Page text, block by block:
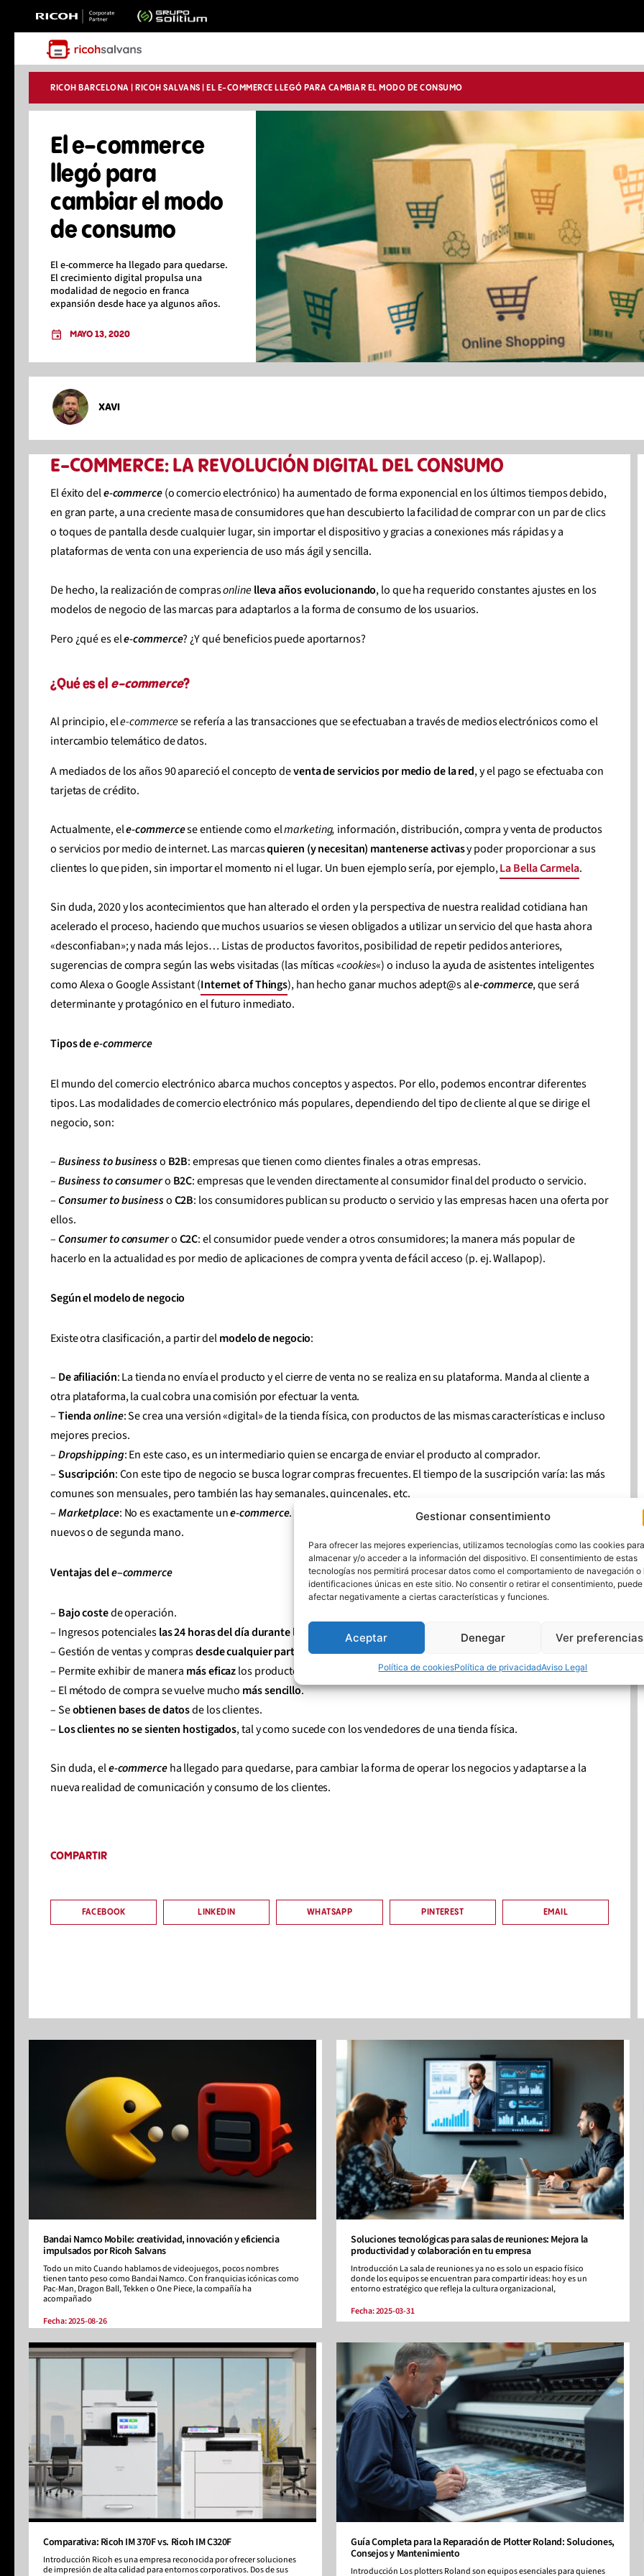
Gestionar consentimiento
Para ofrecer las mejores experiencias, utilizamos tecnologías como las cookies para
almacenar y/o acceder a la información del dispositivo. El consentimiento de estas
tecnologías nos permitirá procesar datos como el comportamiento de navegación o
identificaciones únicas en este sitio. No consentir o retirar el consentimiento, puede
afectar negativamente a ciertas características y funciones.
Aceptar Denegar Ver preferencias
Política de cookiesPolítica de privacidadAviso Legal
RICOH BARCELONA RICOH SALVANS EL E-COMMERCE LLEGÓ PARA CAMBIAR EL MODO DE CONSUMO
El e-commerce
llegó para
cambiar el modo
de consumo
El e-commerce ha llegado para quedarse.
El crecimiento digital propulsa una
modalidad de negocio en franca
expansión desde hace ya algunos años.
MAYO 13, 2020
XAVI
E-COMMERCE: LA REVOLUCIÓN DIGITAL DEL CONSUMO
El éxito dele-commerce(o comercio electrónico) ha aumentado de forma exponencial en los últimos tiempos debido,
en gran parte, a una creciente masa de consumidores que han descubierto la facilidad de comprar con un par de clics
o toques de pantalla desde cualquier lugar, sin importar el dispositivo y gracias a conexiones más rápidas y a
plataformas de venta con una experiencia de uso más ágil y sencilla.
De hecho, la realización de comprasonlinelleva años evolucionando, lo que ha requerido constantes ajustes en los
modelos de negocio de las marcas para adaptarlos a la forma de consumo de los usuarios.
Pero ¿qué es ele-commerce? ¿Y qué beneficios puede aportarnos?
¿Qué es el e-commerce?
Al principio, ele-commercese refería a las transacciones que se efectuaban a través de medios electrónicos como el
intercambio telemático de datos.
A mediados de los años 90 apareció el concepto deventa de servicios por medio de la red, y el pago se efectuaba con
tarjetas de crédito.
Actualmente, ele-commercese entiende como elmarketing, información, distribución, compra y venta de productos
o servicios por medio de internet. Las marcasquieren (y necesitan) mantenerse activasy poder proporcionar a sus
clientes lo que piden, sin importar el momento ni el lugar. Un buen ejemplo sería, por ejemplo,La Bella Carmela.
Sin duda, 2020 y los acontecimientos que han alterado el orden y la perspectiva de nuestra realidad cotidiana han
acelerado el proceso, haciendo que muchos usuarios se viesen obligados a utilizar un servicio del que hasta ahora
«desconfiaban»; y nada más lejos… Listas de productos favoritos, posibilidad de repetir pedidos anteriores,
sugerencias de compra según las webs visitadas (las míticas «cookies«) o incluso la ayuda de asistentes inteligentes
como Alexa o Google Assistant (Internet of Things), han hecho ganar muchos adept@s ale-commerce, que será
determinante y protagónico en el futuro inmediato.
Tipos dee-commerce
El mundo del comercio electrónico abarca muchos conceptos y aspectos. Por ello, podemos encontrar diferentes
tipos. Las modalidades de comercio electrónico más populares, dependiendo del tipo de cliente al que se dirige el
negocio, son:
–Business to businesso B2B: empresas que tienen como clientes finales a otras empresas.
–Business to consumero B2C: empresas que le venden directamente al consumidor final del producto o servicio.
– Consumer to businessoC2B: los consumidores publican su producto o servicio y las empresas hacen una oferta por
ellos.
– Consumer to consumeroC2C: el consumidor puede vender a otros consumidores; la manera más popular de
hacerlo en la actualidad es por medio de aplicaciones de compra y venta de fácil acceso (p. ej. Wallapop).
Según el modelo de negocio
Existe otra clasificación, a partir delmodelo de negocio:
– De afiliación: La tienda no envía el producto y el cierre de venta no se realiza en su plataforma. Manda al cliente a
otra plataforma, la cual cobra una comisión por efectuar la venta.
–Tiendaonline: Se crea una versión «digital» de la tienda física, con productos de las mismas características e incluso
mejores precios.
–Dropshipping: En este caso, es un intermediario quien se encarga de enviar el producto al comprador.
–Suscripción: Con este tipo de negocio se busca lograr compras frecuentes. El tiempo de la suscripción varía: las más
comunes son mensuales, pero también las hay semanales, quincenales, etc.
–Marketplace: No es exactamente une-commerce. Aquí, diferentes compradores ofrecen sus productos ya sean
nuevos o de segunda mano.
Ventajas dele–commerce
– Bajo costede operación.
– Ingresos potencialeslas 24 horas del día durante los 7 días de la semana
– Gestión de ventas y comprasdesde cualquier parte del mundo.
– Permite exhibir de manera más eficazlos productos más vendidos.
– El método de compra se vuelve mucho más sencillo.
– Seobtienen bases de datosde los clientes.
– Los clientes no se sienten hostigados, tal y como sucede con los vendedores de una tienda física.
Sin duda, ele-commerceha llegado para quedarse, para cambiar la forma de operar los negocios y adaptarse a la
nueva realidad de comunicación y consumo de los clientes.
COMPARTIR
FACEBOOK LINKEDIN WHATSAPP PINTEREST EMAIL
Bandai Namco Mobile: creatividad, innovación y eficiencia
impulsados por Ricoh Salvans
Todo un mito Cuando hablamos de videojuegos, pocos nombres
tienen tanto peso como Bandai Namco. Con franquicias icónicas como
Pac-Man, Dragon Ball, Tekken o One Piece, la compañía ha
acompañado
Fecha: 2025-08-26
Soluciones tecnológicas para salas de reuniones: Mejora la
productividad y colaboración en tu empresa
Introducción La sala de reuniones ya no es solo un espacio físico
donde los equipos se encuentran para compartir ideas: hoy es un
entorno estratégico que refleja la cultura organizacional,
Fecha: 2025-03-31
Comparativa: Ricoh IM 370F vs. Ricoh IM C320F
Introducción Ricoh es una empresa reconocida por ofrecer soluciones
de impresión de alta calidad para entornos corporativos. Dos de sus
Guía Completa para la Reparación de Plotter Roland: Soluciones,
Consejos y Mantenimiento
Introducción Los plotters Roland son equipos esenciales para quienes